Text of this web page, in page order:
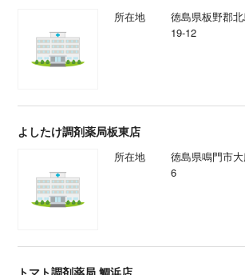
所在地
徳島県板野郡
19-12
よしたけ調剤薬局板東店
所在地
徳島県鳴門市
6
トマト調剤薬局 鯛浜店